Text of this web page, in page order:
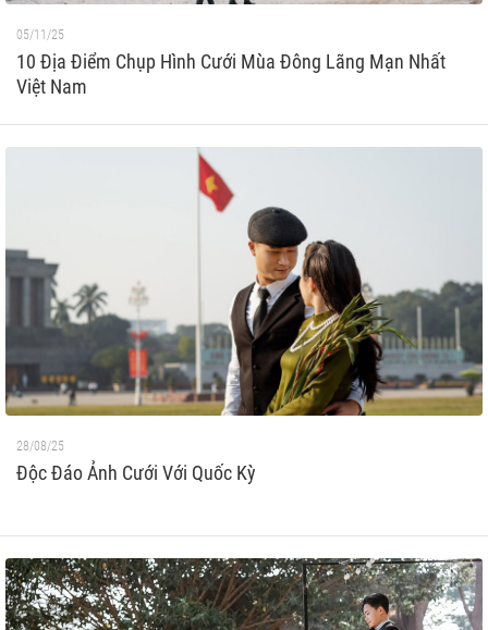
05/11/25
10 Địa Điểm Chụp Hình Cưới Mùa Đông Lãng Mạn Nhất
Việt Nam
28/08/25
Độc Đáo Ảnh Cưới Với Quốc Kỳ